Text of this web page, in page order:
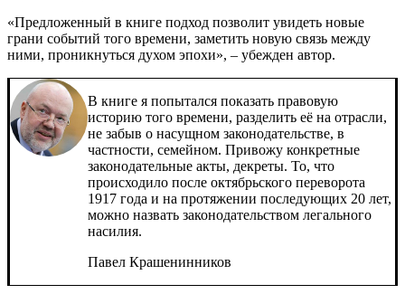
«Предложенный в книге подход позволит увидеть новые
грани событий того времени, заметить новую связь между
ними, проникнуться духом эпохи», – убежден автор.
В книге я попытался показать правовую
историю того времени, разделить её на отрасли,
не забыв о насущном законодательстве, в
частности, семейном. Привожу конкретные
законодательные акты, декреты. То, что
происходило после октябрьского переворота
1917 года и на протяжении последующих 20 лет,
можно назвать законодательством легального
насилия.
Павел Крашенинников